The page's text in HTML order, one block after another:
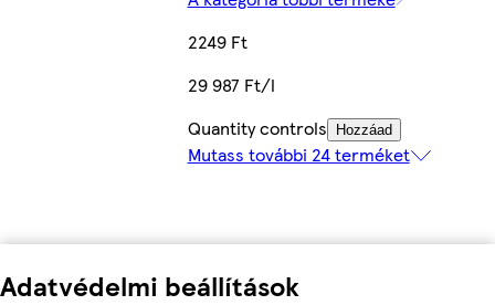
Adatvédelmi beállítások
2249 Ft
29 987 Ft/l
Quantity controls
Hozzáad
Mutass további 24 terméket